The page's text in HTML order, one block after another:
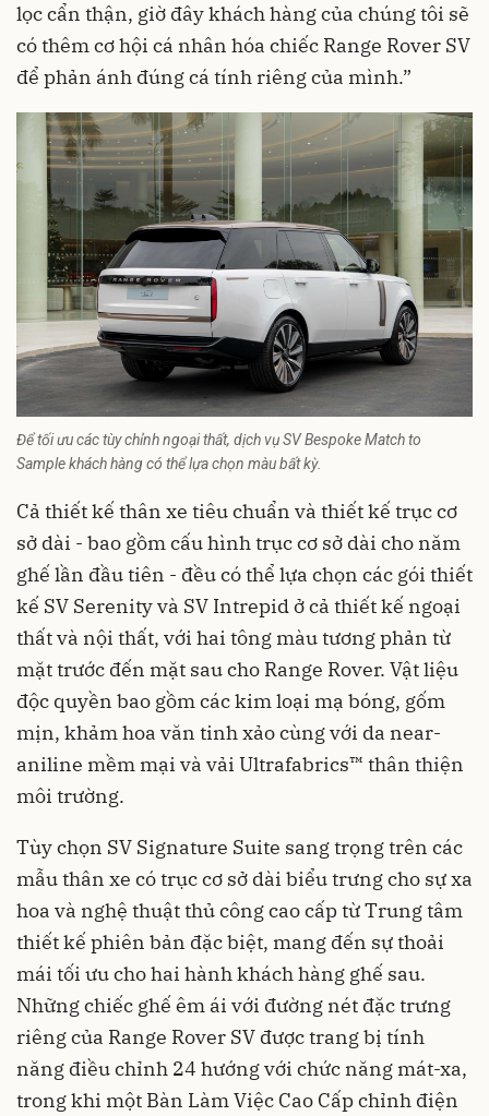
lọc cẩn thận, giờ đây khách hàng của chúng tôi sẽ
có thêm cơ hội cá nhân hóa chiếc Range Rover SV
để phản ánh đúng cá tính riêng của mình.”
Để tối ưu các tùy chỉnh ngoại thất, dịch vụ SV Bespoke Match to
Sample khách hàng có thể lựa chọn màu bất kỳ.
Cả thiết kế thân xe tiêu chuẩn và thiết kế trục cơ
sở dài - bao gồm cấu hình trục cơ sở dài cho năm
ghế lần đầu tiên - đều có thể lựa chọn các gói thiết
kế SV Serenity và SV Intrepid ở cả thiết kế ngoại
thất và nội thất, với hai tông màu tương phản từ
mặt trước đến mặt sau cho Range Rover. Vật liệu
độc quyền bao gồm các kim loại mạ bóng, gốm
mịn, khảm hoa văn tinh xảo cùng với da near-
aniline mềm mại và vải Ultrafabrics™ thân thiện
môi trường.
Tùy chọn SV Signature Suite sang trọng trên các
mẫu thân xe có trục cơ sở dài biểu trưng cho sự xa
hoa và nghệ thuật thủ công cao cấp từ Trung tâm
thiết kế phiên bản đặc biệt, mang đến sự thoải
mái tối ưu cho hai hành khách hàng ghế sau.
Những chiếc ghế êm ái với đường nét đặc trưng
riêng của Range Rover SV được trang bị tính
năng điều chỉnh 24 hướng với chức năng mát-xa,
trong khi một Bàn Làm Việc Cao Cấp chỉnh điện